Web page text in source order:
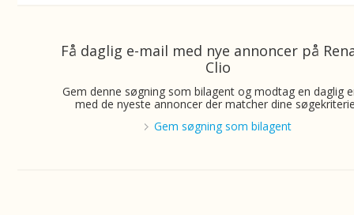
Få daglig e-mail med nye annoncer på
Clio
Gem denne søgning som bilagent og modtag en daglig
med de nyeste annoncer der matcher dine
Gem søgning som bilagent